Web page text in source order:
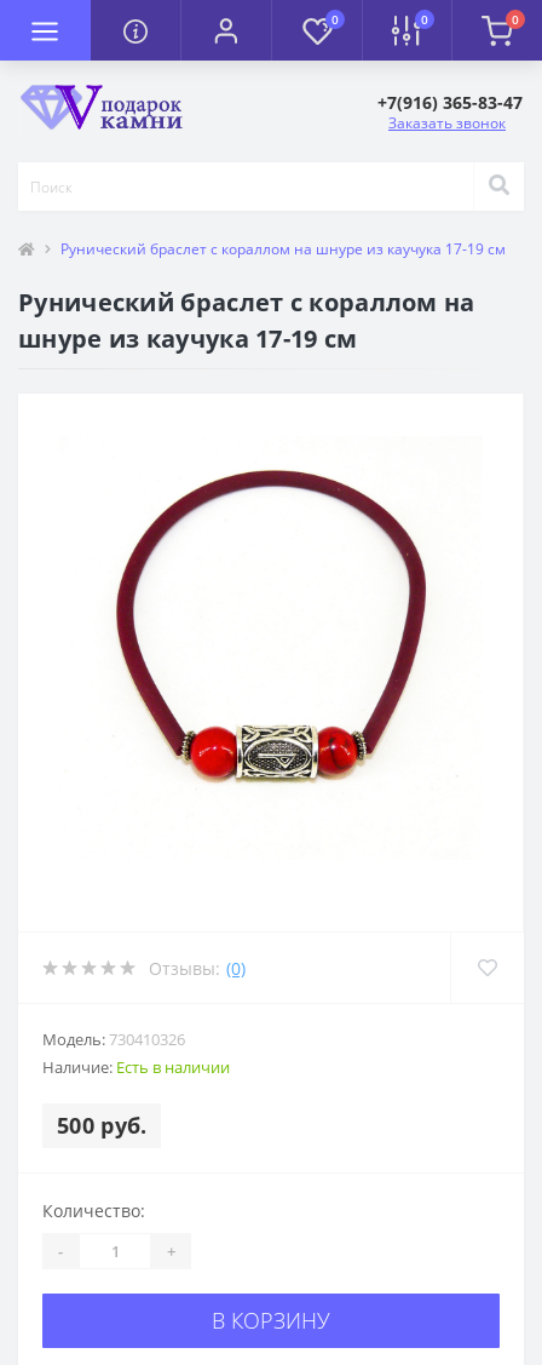
0 0 0
+7(916) 365-83-47
Заказать звонок
Рунический браслет с кораллом на шнуре из каучука 17-19 см
Рунический браслет с кораллом на
шнуре из каучука 17-19 см
Отзывы: (0)
Модель:730410326
Наличие: Есть в наличии
500 руб.
Количество:
- +
В КОРЗИНУ